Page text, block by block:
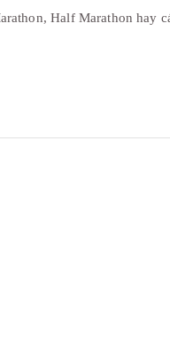
Half Marathon hay